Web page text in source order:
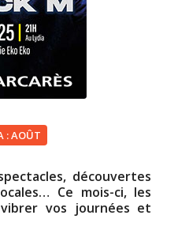
: AOÛT
découvertes
Ce mois-ci, les
vos journées et